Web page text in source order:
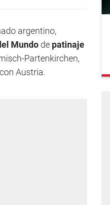
argentino,
Mundo de patinaje
Partenkirchen,
Austria.